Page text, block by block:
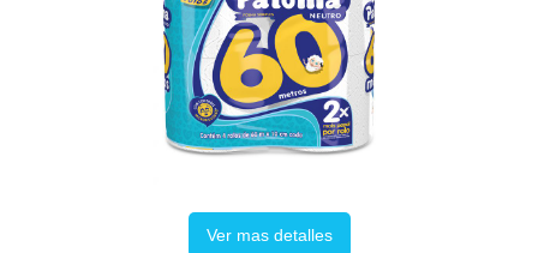
Ver mas detalles